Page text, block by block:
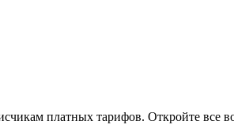
платных тарифов. Откройте все